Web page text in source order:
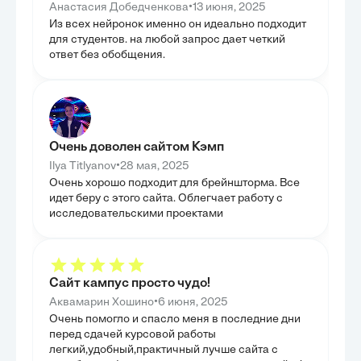
Сорокина в контексте современных социальных
культурной динамики, включая переход между
идеационной и сенсатной суперсистемами, могут
быть применены для объяснения текущих
глобальных процессов, таких как конфликты,
моделей предсказывать и интерпретировать
сложные социальные вызовы, с которыми
сталкиваются современные общества. Целью главы
стало не только подтверждение значимости
наследия Сорокина, но и демонстрация его
практической ценности для социологического
анализа и формирования стратегий социальной
политики в XXI веке.
Анастасия Добедченкова•13 июня, 2025
Из всех нейронок именно он идеально подходит
для студентов. на любой запрос дает четкий
ответ без обобщения.
Очень доволен сайтом Кэмп
Ilya Titlyanov•28 мая, 2025
Очень хорошо подходит для брейншторма. Все
идет беру с этого сайта. Облегчает работу с
исследовательскими проектами
Сайт кампус просто чудо!
Аквамарин Хошино•6 июня, 2025
Очень помогло и спасло меня в последние дни
перед сдачей курсовой работы
легкий,удобный,практичный лучше сайта с